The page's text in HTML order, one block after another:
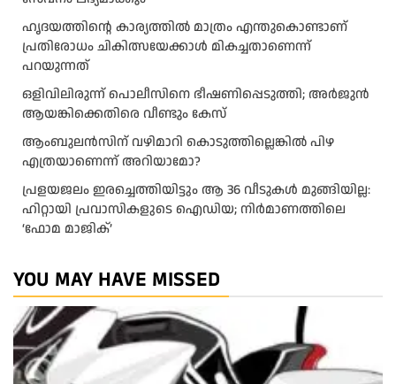
ഹൃദയത്തിന്റെ കാര്യത്തിൽ മാത്രം എന്തുകൊണ്ടാണ്
പ്രതിരോധം ചികിത്സയേക്കാൾ മികച്ചതാണെന്ന്
പറയുന്നത്
ഒളിവിലിരുന്ന് പൊലീസിനെ ഭീഷണിപ്പെടുത്തി; അർജുൻ
ആയങ്കിക്കെതിരെ വീണ്ടും കേസ്
ആംബുലന്‍സിന് വഴിമാറി കൊടുത്തില്ലെങ്കില്‍ പിഴ
എത്രയാണെന്ന് അറിയാമോ?
പ്രളയജലം ഇരച്ചെത്തിയിട്ടും ആ 36 വീടുകൾ മുങ്ങിയില്ല:
ഹിറ്റായി പ്രവാസികളുടെ ഐഡിയ; നിർമാണത്തിലെ
‘ഫോമ മാജിക്’
YOU MAY HAVE MISSED